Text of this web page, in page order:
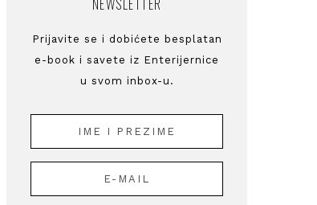
NEWSLETTER
Prijavite se i dobićete besplatan
e-book i savete iz Enterijernice
u svom inbox-u.